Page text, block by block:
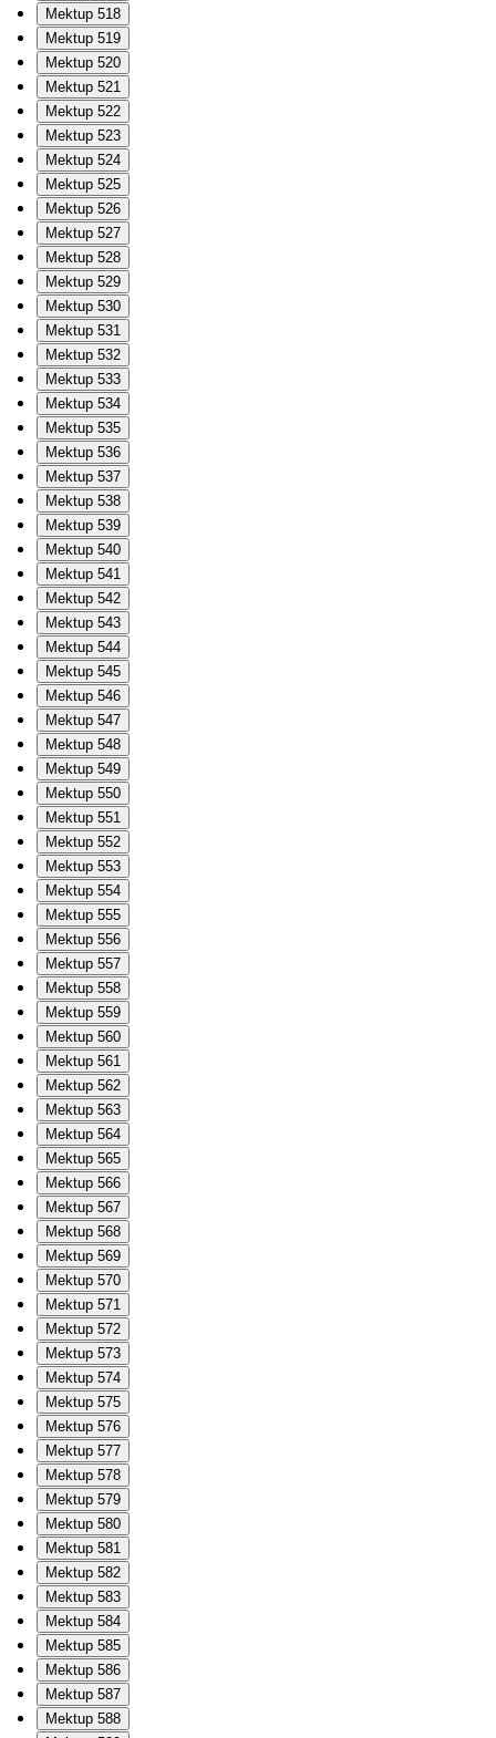
Mektup 518
Mektup 519
Mektup 520
Mektup 521
Mektup 522
Mektup 523
Mektup 524
Mektup 525
Mektup 526
Mektup 527
Mektup 528
Mektup 529
Mektup 530
Mektup 531
Mektup 532
Mektup 533
Mektup 534
Mektup 535
Mektup 536
Mektup 537
Mektup 538
Mektup 539
Mektup 540
Mektup 541
Mektup 542
Mektup 543
Mektup 544
Mektup 545
Mektup 546
Mektup 547
Mektup 548
Mektup 549
Mektup 550
Mektup 551
Mektup 552
Mektup 553
Mektup 554
Mektup 555
Mektup 556
Mektup 557
Mektup 558
Mektup 559
Mektup 560
Mektup 561
Mektup 562
Mektup 563
Mektup 564
Mektup 565
Mektup 566
Mektup 567
Mektup 568
Mektup 569
Mektup 570
Mektup 571
Mektup 572
Mektup 573
Mektup 574
Mektup 575
Mektup 576
Mektup 577
Mektup 578
Mektup 579
Mektup 580
Mektup 581
Mektup 582
Mektup 583
Mektup 584
Mektup 585
Mektup 586
Mektup 587
Mektup 588